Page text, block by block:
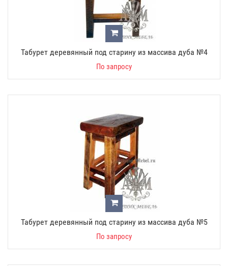
Табурет деревянный под старину из массива дуба №4
По запросу
Табурет деревянный под старину из массива дуба №5
По запросу